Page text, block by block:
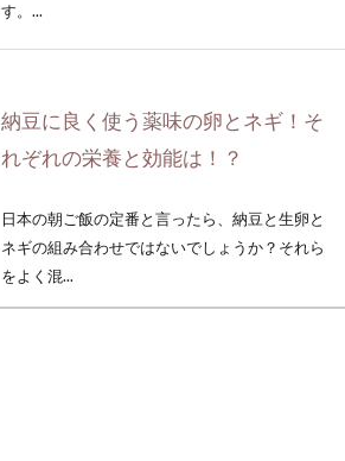
す。...
納豆に良く使う薬味の卵とネギ！そ
れぞれの栄養と効能は！？
日本の朝ご飯の定番と言ったら、納豆と生卵と
ネギの組み合わせではないでしょうか？それら
をよく混...